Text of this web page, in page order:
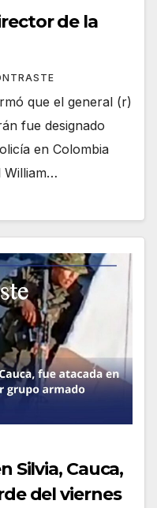
de la
que el general (r)
fue designado
en Colombia
William…
Silvia, Cauca,
del viernes